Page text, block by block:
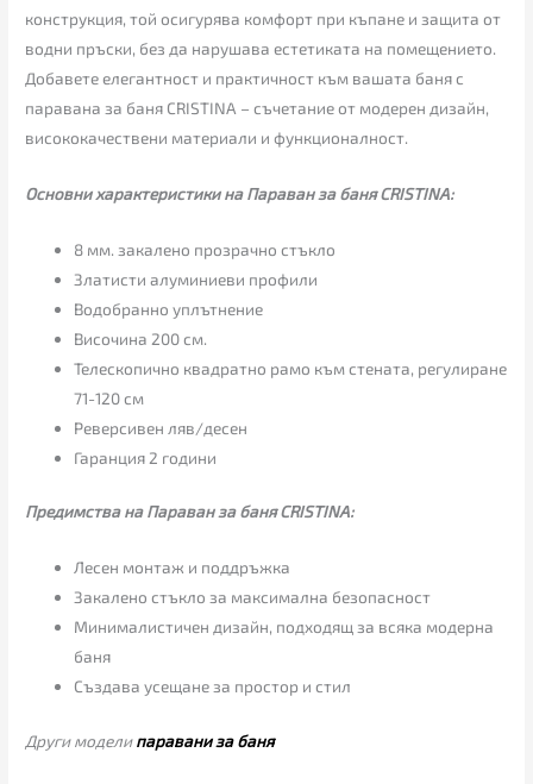
конструкция, той осигурява комфорт при къпане и защита от
водни пръски, без да нарушава естетиката на помещението.
Добавете елегантност и практичност към вашата баня с
паравана за баня CRISTINA – съчетание от модерен дизайн,
висококачествени материали и функционалност.
Основни характеристики на Параван за баня CRISTINA:
8 мм. закалено прозрачно стъкло
Златисти алуминиеви профили
Водобранно уплътнение
Височина 200 см.
Телескопично квадратно рамо към стената, регулиране
71-120 см
Реверсивен ляв/десен
Гаранция 2 години
Предимства на Параван за баня CRISTINA:
Лесен монтаж и поддръжка
Закалено стъкло за максимална безопасност
Минималистичен дизайн, подходящ за всяка модерна
баня
Създава усещане за простор и стил
Други моделипаравани за баня